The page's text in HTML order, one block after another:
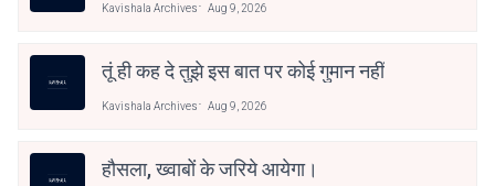
Kavishala Archives Aug 9, 2026
तूं ही कह दे तुझे इस बात पर कोई गुमान नहीं
Kavishala Archives Aug 9, 2026
हौसला, ख्वाबों के जरिये आयेगा।